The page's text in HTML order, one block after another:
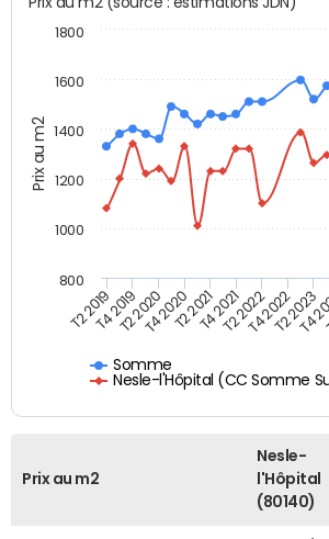
Prix au m2
Somme
Nesle-l'Hôpital (CC Somme
T2 2019T4 2019T2 2020T4 2020T2 2021T4 2021T2 2022T4 2022T2 2023
T4
800
1000
1200
1400
1600
1800
Prix au m2
Nesle-
l'Hôpital
(80140)